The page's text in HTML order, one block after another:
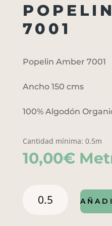
7001
Popelin Amber 7001
Ancho 150 cms
100% Algodón
Cantidad mínima: 0.5m
10,00€
Amber